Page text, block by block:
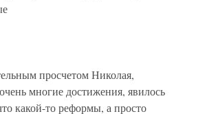
просчетом Николая,
многие достижения, явилось
какой-то реформы, а просто